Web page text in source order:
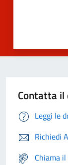
Contatta il
Leggi le
Richiedi
Chiama